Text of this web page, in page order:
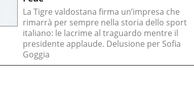
La Tigre valdostana firma un’impresa che
rimarrà per sempre nella storia dello sport
italiano: le lacrime al traguardo mentre il
presidente applaude. Delusione per Sofia
Goggia